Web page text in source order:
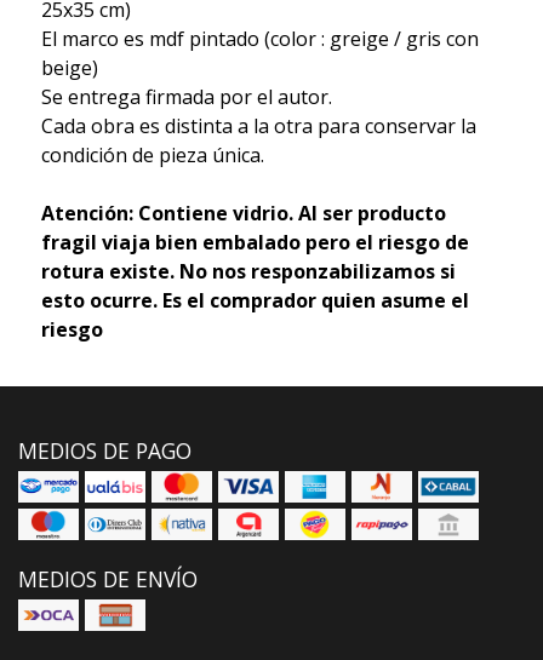
25x35 cm)
El marco es mdf pintado (color : greige / gris con
beige)
Se entrega firmada por el autor.
Cada obra es distinta a la otra para conservar la
condición de pieza única.
Atención: Contiene vidrio. Al ser producto
fragil viaja bien embalado pero el riesgo de
rotura existe. No nos responzabilizamos si
esto ocurre. Es el comprador quien asume el
riesgo
MEDIOS DE PAGO
MEDIOS DE ENVÍO